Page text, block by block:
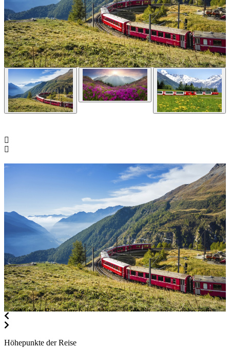
Mit der Bahn durch die Alpen , © matho - stock.adobe.com
Höhepunkte der Reise